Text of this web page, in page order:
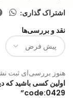
اشتراک گذاری:
نقد و بررسی‌ها
هنوز بررسی‌ای ثبت
اولین کسی باشید که
code:0429”